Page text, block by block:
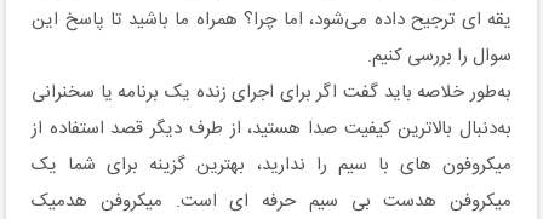
یقه ای ترجیح داده می‌شود، اما چرا؟ همراه ما باشید تا پاسخ این
سوال را بررسی کنیم.
به‌طور خلاصه باید گفت اگر برای اجرای زنده یک برنامه یا سخنرانی
به‌دنبال بالاترین کیفیت صدا هستید، از طرف دیگر قصد استفاده از
میکروفون های با سیم را ندارید، بهترین گزینه برای شما یک
میکروفن هدست بی سیم حرفه ای است. میکروفن هدمیک